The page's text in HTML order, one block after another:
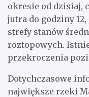
okresie od dzisiaj,
jutra do godziny
strefy stanów
roztopowych.
przekroczenia
Dotychczasowe
największe rzeki